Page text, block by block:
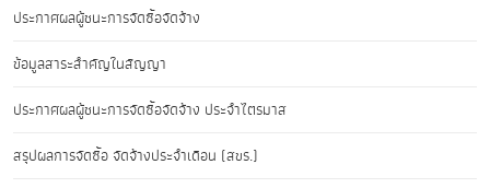
ประกาศผลผู้ชนะการจัดซื้อจัดจ้าง
ข้อมูลสาระสำคัญในสัญญา
ประกาศผลผู้ชนะการจัดซื้อจัดจ้าง ประจำไตรมาส
สรุปผลการจัดซื้อ จัดจ้างประจำเดือน (สขร.)